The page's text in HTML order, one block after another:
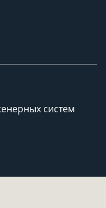
систем